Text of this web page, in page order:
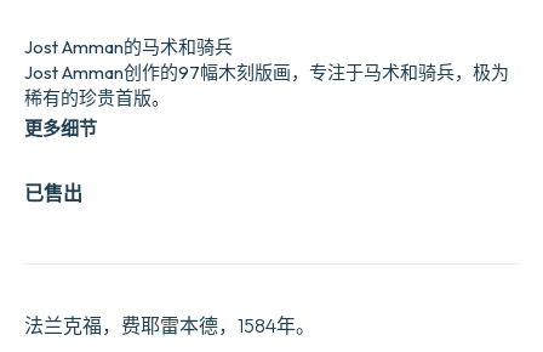
已售出
Jost Amman的马术和骑兵
Jost Amman创作的97幅木刻版画，专注于马术和骑兵，极为
稀有的珍贵首版。
更多细节
法兰克福，费耶雷本德，1584年。